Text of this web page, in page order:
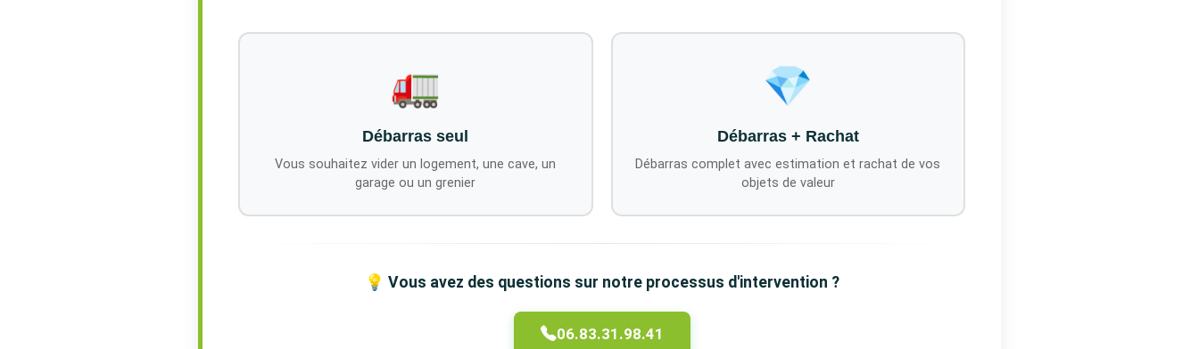
🚛
Débarras seul
Vous souhaitez vider un logement, une cave, un
garage ou un grenier
💎
Débarras + Rachat
Débarras complet avec estimation et rachat de vos
objets de valeur
💡 Vous avez des questions sur notre processus d'intervention ?
06.83.31.98.41